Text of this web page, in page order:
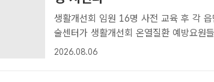
생활개선회 임원 16명 사전 교육 후 각 읍면 농촌 현
술센터가 생활개선회 온열질환 예방요원
들에게 폭염 예방 수칙을 안내하고 기념
2026.08.06